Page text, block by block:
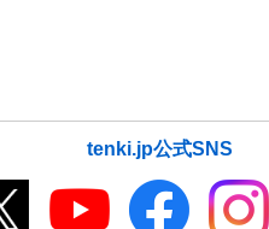
tenki.jp公式SNS